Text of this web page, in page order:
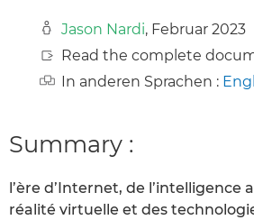
Jason Nardi, Februar 2023
Read the complete
In anderen Sprachen :
Summary :
l’ère d’Internet, de l’intelligence
réalité virtuelle et des